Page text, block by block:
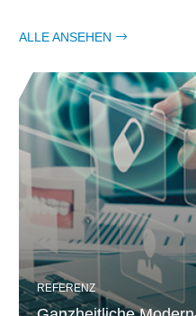
ALLE ANSEHEN
REFERENZ